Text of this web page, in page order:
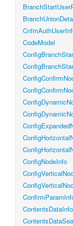
CodeModel
ConfigNodeInfo
ContentsDataInfo